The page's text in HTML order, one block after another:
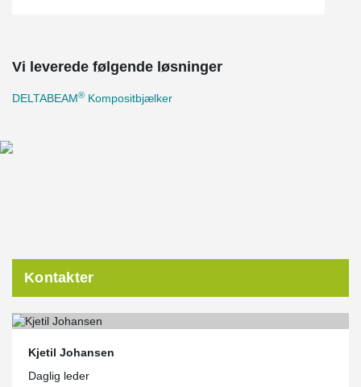
Vi leverede følgende løsninger
DELTABEAM® Kompositbjælker
Kontakter
Kjetil Johansen
Daglig leder